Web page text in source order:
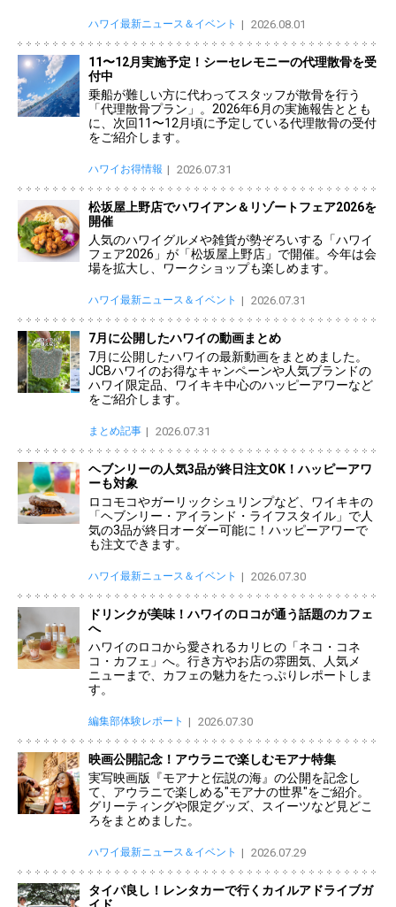
ハワイ最新ニュース＆イベント 2026.08.01
11〜12月実施予定！シーセレモニーの代理散骨を受
付中
乗船が難しい方に代わってスタッフが散骨を行う
「代理散骨プラン」。2026年6月の実施報告ととも
に、次回11〜12月頃に予定している代理散骨の受付
をご紹介します。
ハワイお得情報 2026.07.31
松坂屋上野店でハワイアン＆リゾートフェア2026を
開催
人気のハワイグルメや雑貨が勢ぞろいする「ハワイ
フェア2026」が「松坂屋上野店」で開催。今年は会
場を拡大し、ワークショップも楽しめます。
ハワイ最新ニュース＆イベント 2026.07.31
7月に公開したハワイの動画まとめ
7月に公開したハワイの最新動画をまとめました。
JCBハワイのお得なキャンペーンや人気ブランドの
ハワイ限定品、ワイキキ中心のハッピーアワーなど
をご紹介します。
まとめ記事 2026.07.31
ヘブンリーの人気3品が終日注文OK！ハッピーアワ
ーも対象
ロコモコやガーリックシュリンプなど、ワイキキの
「ヘブンリー・アイランド・ライフスタイル」で人
気の3品が終日オーダー可能に！ハッピーアワーで
も注文できます。
ハワイ最新ニュース＆イベント 2026.07.30
ドリンクが美味！ハワイのロコが通う話題のカフェ
へ
ハワイのロコから愛されるカリヒの「ネコ・コネ
コ・カフェ」へ。行き方やお店の雰囲気、人気メ
ニューまで、カフェの魅力をたっぷりレポートしま
す。
編集部体験レポート 2026.07.30
映画公開記念！アウラニで楽しむモアナ特集
実写映画版『モアナと伝説の海』の公開を記念し
て、アウラニで楽しめる"モアナの世界"をご紹介。
グリーティングや限定グッズ、スイーツなど見どこ
ろをまとめました。
ハワイ最新ニュース＆イベント 2026.07.29
タイパ良し！レンタカーで行くカイルアドライブガ